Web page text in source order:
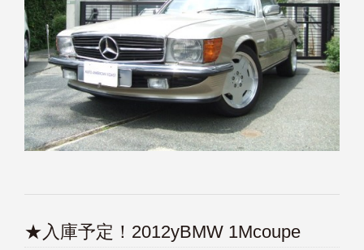
★入庫予定！2012yBMW 1Mcoupe